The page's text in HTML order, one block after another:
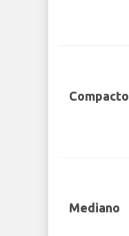
Compacto
Mediano